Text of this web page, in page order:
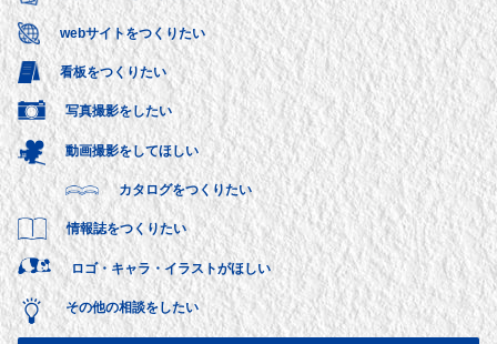
webサイトをつくりたい
看板をつくりたい
写真撮影をしたい
動画撮影をしてほしい
カタログをつくりたい
情報誌をつくりたい
ロゴ・キャラ・イラストがほしい
その他の相談をしたい